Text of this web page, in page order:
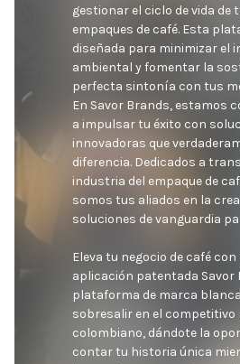
gestionar el ciclo de vida de
empaques de café. Esta
diseñada para minimizar el
ambiental y fomentar la
perfecta sintonía con tus
En Savor Brands, estamos
a impulsar tu éxito con
innovadoras que
diferencia. Dedicados a
industria del empaque de
somos tus aliados en la
soluciones de vanguardia
Eleva tu negocio de café
aplicación patentada Savor
plataforma de marca
sobresalir en el competitivo
colombiano, dándote la
contar tu historia única